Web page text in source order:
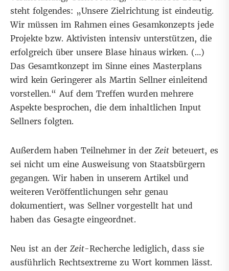
steht folgendes: „Unsere Zielrichtung ist eindeutig.
Wir müssen im Rahmen eines Gesamkonzepts jede
Projekte bzw. Aktivisten intensiv unterstützen, die
erfolgreich über unsere Blase hinaus wirken. (…)
Das Gesamtkonzept im Sinne eines Masterplans
wird kein Geringerer als Martin Sellner einleitend
vorstellen.“ Auf dem Treffen wurden mehrere
Aspekte besprochen, die dem inhaltlichen Input
Sellners folgten.
Außerdem haben Teilnehmer in derZeit beteuert, es
sei nicht um eine Ausweisung von Staatsbürgern
gegangen. Wir haben in unserem Artikel und
weiteren Veröffentlichungen sehr genau
dokumentiert, was Sellner vorgestellt hat und
haben das Gesagte eingeordnet.
Neu ist an der Zeit-Recherche lediglich, dass sie
ausführlich Rechtsextreme zu Wort kommen lässt.